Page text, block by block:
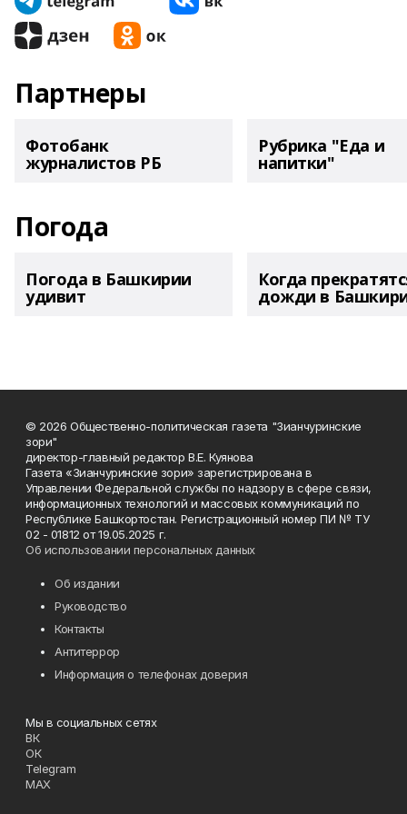
Партнеры
Фотобанк
журналистов РБ
Рубрика "Еда и
напитки"
Погода
Погода в Башкирии
удивит
Когда
дожди в
© 2026 Общественно-политическая газета "Зианчуринские
зори"
директор-главный редактор В.Е. Куянова
Газета «Зианчуринские зори» зарегистрирована в
Управлении Федеральной службы по надзору в сфере связи,
информационных технологий и массовых коммуникаций по
Республике Башкортостан. Регистрационный номер ПИ № ТУ
02 - 01812 от 19.05.2025 г.
Об использовании персональных данных
Об издании
Руководство
Контакты
Антитеррор
Информация о телефонах доверия
Мы в социальных сетях
ВК
ОК
Telegram
MAX